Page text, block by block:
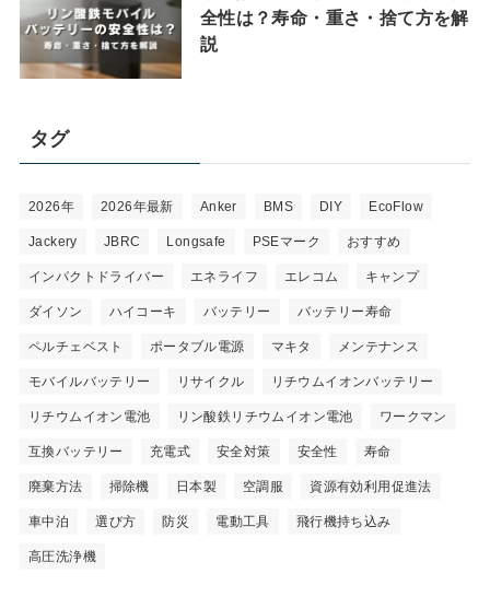
全性は？寿命・重さ・捨て方を解
説
タグ
2026年 2026年最新 Anker BMS DIY EcoFlow
Jackery JBRC Longsafe PSEマーク おすすめ
インパクトドライバー エネライフ エレコム キャンプ
ダイソン ハイコーキ バッテリー バッテリー寿命
ペルチェベスト ポータブル電源 マキタ メンテナンス
モバイルバッテリー リサイクル リチウムイオンバッテリー
リチウムイオン電池 リン酸鉄リチウムイオン電池 ワークマン
互換バッテリー 充電式 安全対策 安全性 寿命
廃棄方法 掃除機 日本製 空調服 資源有効利用促進法
車中泊 選び方 防災 電動工具 飛行機持ち込み
高圧洗浄機